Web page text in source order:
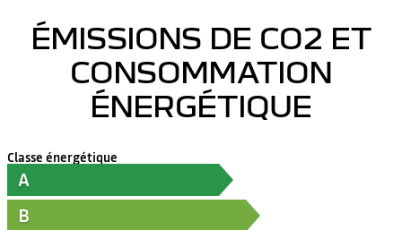
ÉMISSIONS DE CO2 ET
CONSOMMATION
ÉNERGÉTIQUE
Classe énergétique
A
B